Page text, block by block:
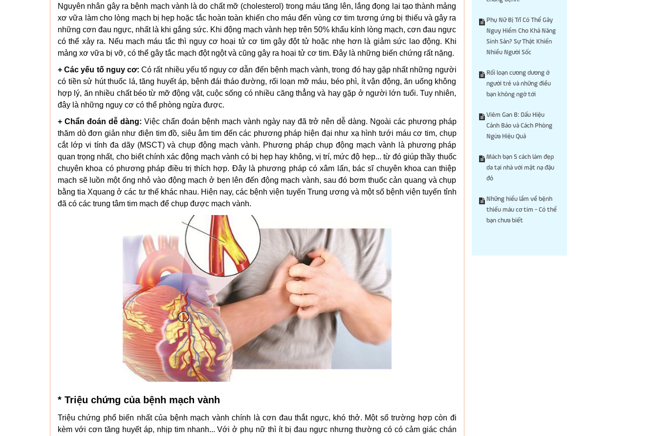
Nguyên nhân gây ra bệnh mạch vành là do chất mỡ (cholesterol) trong máu tăng lên, lắng đọng lại tạo thành mảng
xơ vữa làm cho lòng mạch bị hẹp hoặc tắc hoàn toàn khiến cho máu đến vùng cơ tim tương ứng bị thiếu và gây ra
những cơn đau ngực, nhất là khi gắng sức. Khi động mạch vành hẹp trên 50% khẩu kính lòng mạch, cơn đau ngực
có thể xảy ra. Nếu mạch máu tắc thì nguy cơ hoại tử cơ tim gây đột tử hoặc nhẹ hơn là giảm sức lao động. Khi
mảng xơ vữa bị vỡ, có thể gây tắc mạch đột ngột và cũng gây ra hoại tử cơ tim. Đây là những biến chứng rất nặng.
+ Các yếu tố nguy cơ: Có rất nhiều yếu tố nguy cơ dẫn đến bệnh mạch vành, trong đó hay gặp nhất những người
có tiền sử hút thuốc lá, tăng huyết áp, bệnh đái tháo đường, rối loạn mỡ máu, béo phì, ít vận động, ăn uống không
hợp lý, ăn nhiều chất béo từ mỡ động vật, cuộc sống có nhiều căng thẳng và hay gặp ở người lớn tuổi. Tuy nhiên,
đây là những nguy cơ có thể phòng ngừa được.
+ Chẩn đoán dễ dàng: Việc chẩn đoán bệnh mạch vành ngày nay đã trở nên dễ dàng. Ngoài các phương pháp
thăm dò đơn giản như điện tim đồ, siêu âm tim đến các phương pháp hiện đại như xạ hình tưới máu cơ tim, chụp
cắt lớp vi tính đa dãy (MSCT) và chụp động mạch vành. Phương pháp chụp động mạch vành là phương pháp
quan trọng nhất, cho biết chính xác động mạch vành có bị hẹp hay không, vị trí, mức độ hẹp... từ đó giúp thầy thuốc
chuyên khoa có phương pháp điều trị thích hợp. Đây là phương pháp có xâm lấn, bác sĩ chuyên khoa can thiệp
mạch sẽ luồn một ống nhỏ vào động mạch ở bẹn lên đến động mạch vành, sau đó bơm thuốc cản quang và chụp
bằng tia Xquang ở các tư thế khác nhau. Hiện nay, các bệnh viện tuyến Trung ương và một số bệnh viện tuyến tỉnh
đã có các trung tâm tim mạch để chụp được mạch vành.
* Triệu chứng của bệnh mạch vành
Triệu chứng phổ biến nhất của bệnh mạch vành chính là cơn đau thắt ngực, khó thở. Một số trường hợp còn đi
kèm với cơn tăng huyết áp, nhịp tim nhanh... Với ở phụ nữ thì ít bị đau ngực nhưng thường có có cảm giác chán
Phụ Nữ Bị Trĩ Có Thể Gây
Nguy Hiểm Cho Khả Năng
Sinh Sản? Sự Thật Khiến
Nhiều Người Sốc
Rối loạn cương dương ở
người trẻ và những điều
bạn không ngờ tới
Viêm Gan B: Dấu Hiệu
Cảnh Báo và Cách Phòng
Ngừa Hiệu Quả
Mách bạn 5 cách làm đẹp
da tại nhà với mặt nạ đậu
đỏ
Những hiểu lầm về bệnh
thiếu máu cơ tim - Có thể
bạn chưa biết